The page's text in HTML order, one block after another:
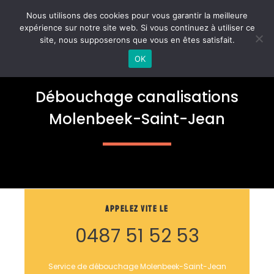
Débouchage canalisations
Molenbeek-Saint-Jean
Appelez vite le
0487 51 52 53
Service de débouchage Molenbeek-Saint-Jean
Nous utilisons des cookies pour vous garantir la meilleure
expérience sur notre site web. Si vous continuez à utiliser ce
site, nous supposerons que vous en êtes satisfait.
OK